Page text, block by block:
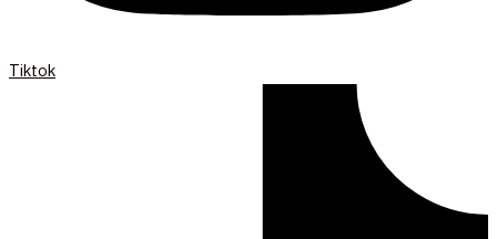
Tiktok